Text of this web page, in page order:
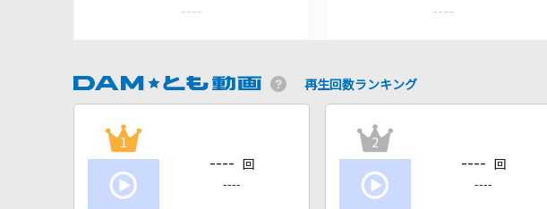
----
----
再生回数ランキング
1
---- 回
----
2
---- 回
----